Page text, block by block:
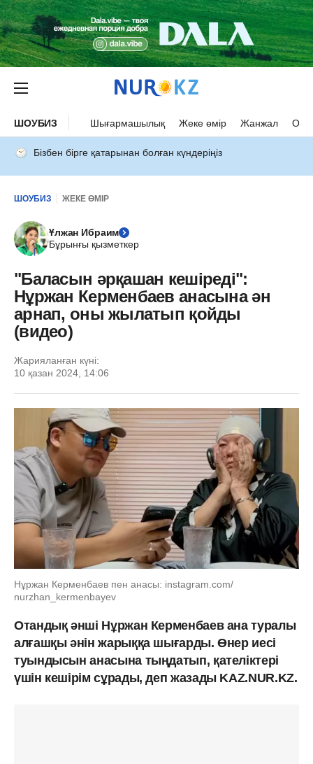
ШОУБИЗ Шығармашылық Жеке өмір Жанжал
Бізбен бірге қатарынан болған күндеріңіз
ШОУБИЗ ЖЕКЕ ӨМІР
Ұлжан Ибраим
Бұрынғы қызметкер
"Баласын әрқашан кешіреді":
Нұржан Керменбаев анасына ән
арнап, оны жылатып қойды
(видео)
Жарияланған күні:
10 қазан 2024, 14:06
Нұржан Керменбаев пен анасы: instagram.com/
nurzhan_kermenbayev
Отандық әнші Нұржан Керменбаев ана туралы
алғашқы әнін жарыққа шығарды. Өнер иесі
туындысын анасына тыңдатып, қателіктері
үшін кешірім сұрады, деп жазады KAZ.NUR.KZ.